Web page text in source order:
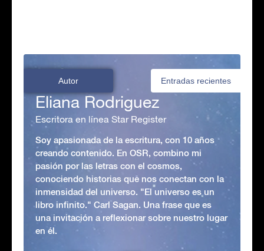
Autor Entradas recientes
Eliana Rodriguez
Escritora en línea Star Register
Soy apasionada de la escritura, con 10 años
creando contenido. En OSR, combino mi
pasión por las letras con el cosmos,
conociendo historias que nos conectan con la
inmensidad del universo. "El universo es un
libro infinito." Carl Sagan. Una frase que es
una invitación a reflexionar sobre nuestro lugar
en él.